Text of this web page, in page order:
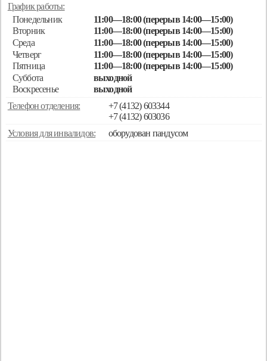
График работы:
Понедельник
11:00—18:00 (перерыв 14:00—15:00)
Вторник
11:00—18:00 (перерыв 14:00—15:00)
Среда
11:00—18:00 (перерыв 14:00—15:00)
Четверг
11:00—18:00 (перерыв 14:00—15:00)
Пятница
11:00—18:00 (перерыв 14:00—15:00)
Суббота
выходной
Воскресенье
выходной
Телефон отделения:
+7 (4132) 603344
+7 (4132) 603036
Условия для инвалидов:
оборудован пандусом